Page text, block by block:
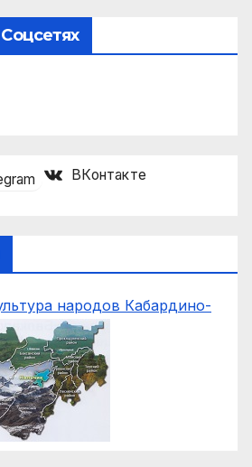
ВКонтакте
народов Кабардино-